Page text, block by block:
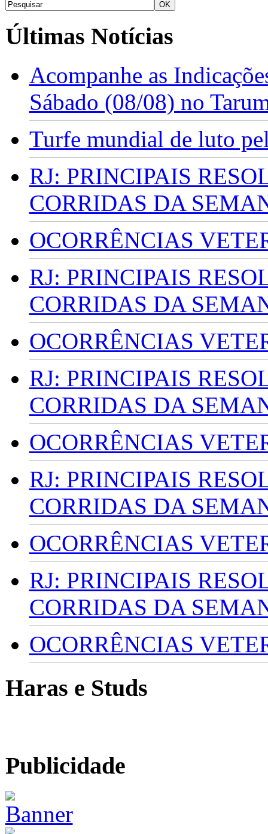
Últimas Notícias
Acompanhe as
Sábado (08/08) no
Turfe mundial de luto
RJ: PRINCIPAIS
CORRIDAS DA
OCORRÊNCIAS
RJ: PRINCIPAIS
CORRIDAS DA
OCORRÊNCIAS
RJ: PRINCIPAIS
CORRIDAS DA
OCORRÊNCIAS
RJ: PRINCIPAIS
CORRIDAS DA
OCORRÊNCIAS
RJ: PRINCIPAIS
CORRIDAS DA
OCORRÊNCIAS
Haras e Studs
Publicidade